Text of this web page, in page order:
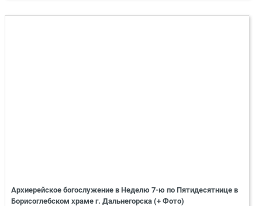
Архиерейское богослужение в Неделю 7-ю по Пятидесятнице в
Борисоглебском храме г. Дальнегорска (+ Фото)